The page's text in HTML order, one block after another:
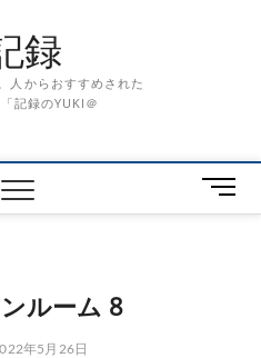
録
人からおすすめされた
記録のYUKI＠
メ
ニ
ルーム 8
年5月26日